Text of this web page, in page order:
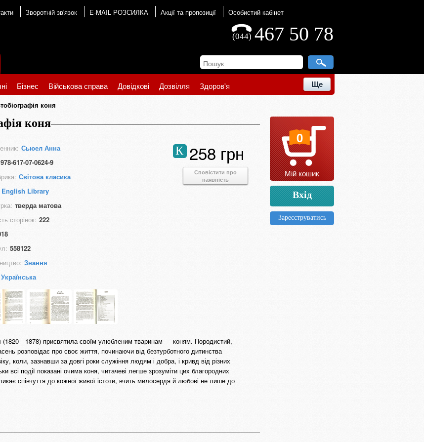
Зворотній зв'язок E-MAIL РОЗСИЛКА Акції та пропозиції Особистий кабінет
467 50 78
(044)
Бізнес Військова справа Довідкові Дозвілля Здоров'я Ще
коня
коня
Сьюел Анна
978-617-07-0624-9
Світова класика
English Library
тверда матова
сторінок: 222
558122
Знання
Українська
258 грн
К
Сповістити про
наявність
присвятила своїм улюбленим тваринам — коням. Породистий,
розповідає про своє життя, починаючи від безтурботного дитинства
коли, зазнавши за довгі роки служіння людям і добра, і кривд від різних
всі події показані очима коня, читачеві легше зрозуміти цих благородних
співчуття до кожної живої істоти, вчить милосердя й любові не лише до
0
Мій кошик
Вхід
Зареєструватись